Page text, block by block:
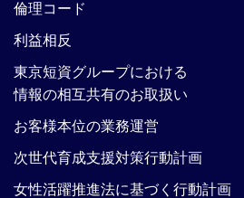
倫理コード
利益相反
東京短資グループにおける
情報の相互共有のお取扱い
お客様本位の業務運営
次世代育成支援対策行動計画
女性活躍推進法に基づく行動計画